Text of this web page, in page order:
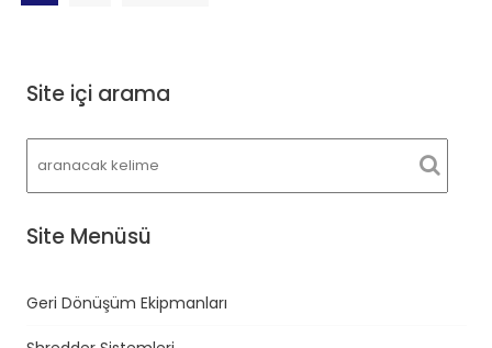
sayfalaması
Site içi arama
Site Menüsü
Geri Dönüşüm Ekipmanları